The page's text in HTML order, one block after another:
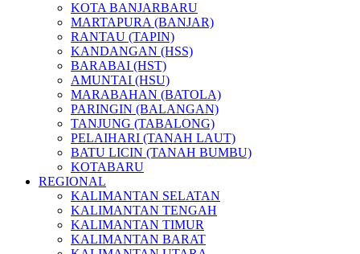
KOTA BANJARBARU
MARTAPURA (BANJAR)
RANTAU (TAPIN)
KANDANGAN (HSS)
BARABAI (HST)
AMUNTAI (HSU)
MARABAHAN (BATOLA)
PARINGIN (BALANGAN)
TANJUNG (TABALONG)
PELAIHARI (TANAH LAUT)
BATU LICIN (TANAH BUMBU)
KOTABARU
REGIONAL
KALIMANTAN SELATAN
KALIMANTAN TENGAH
KALIMANTAN TIMUR
KALIMANTAN BARAT